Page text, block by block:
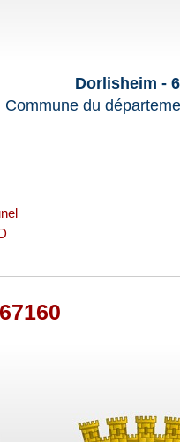
Dorlisheim -
Commune du
D